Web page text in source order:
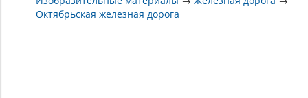
Октябрьская железная дорога